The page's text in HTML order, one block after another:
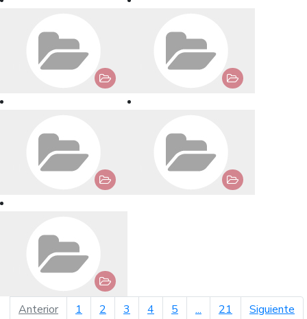
Anteriorpágina anterior
1 2 3 4 5 ... 21 Siguiente